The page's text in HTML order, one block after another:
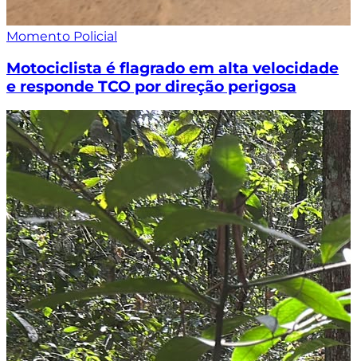
Momento Policial
Motociclista é flagrado em alta velocidade
e responde TCO por direção perigosa